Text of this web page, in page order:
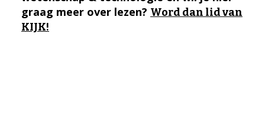
graag meer over lezen? Word dan lid van
KIJK!